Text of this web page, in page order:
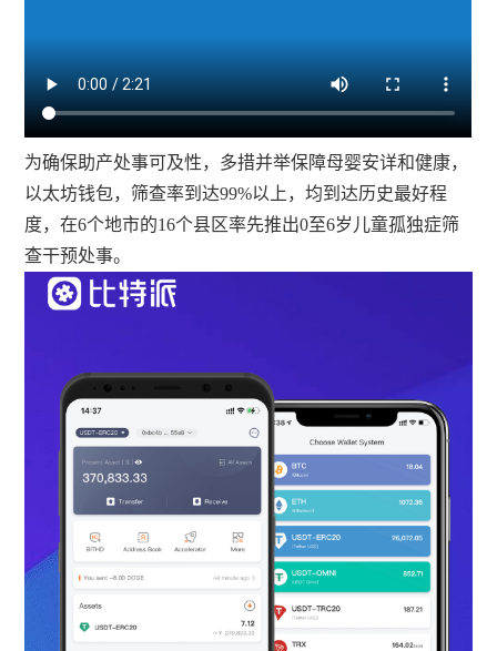
为确保助产处事可及性，多措并举保障母婴安详和健康，
以太坊钱包，筛查率到达99%以上，均到达历史最好程
度，在6个地市的16个县区率先推出0至6岁儿童孤独症筛
查干预处事。